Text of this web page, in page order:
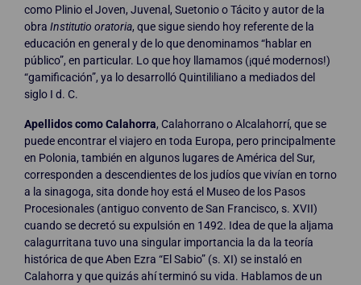
como Plinio el Joven, Juvenal, Suetonio o Tácito y autor de la
obra Institutio oratoria, que sigue siendo hoy referente de la
educación en general y de lo que denominamos “hablar en
público”, en particular. Lo que hoy llamamos (¡qué modernos!)
“gamificación”, ya lo desarrolló Quintililiano a mediados del
siglo I d. C.
Apellidos como Calahorra, Calahorrano o Alcalahorrí, que se
puede encontrar el viajero en toda Europa, pero principalmente
en Polonia, también en algunos lugares de América del Sur,
corresponden a descendientes de los judíos que vivían en torno
a la sinagoga, sita donde hoy está el Museo de los Pasos
Procesionales (antiguo convento de San Francisco, s. XVII)
cuando se decretó su expulsión en 1492. Idea de que la aljama
calagurritana tuvo una singular importancia la da la teoría
histórica de que Aben Ezra “El Sabio” (s. XI) se instaló en
Calahorra y que quizás ahí terminó su vida. Hablamos de un